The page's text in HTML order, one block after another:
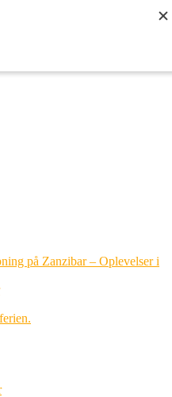
på Zanzibar – Oplevelser i